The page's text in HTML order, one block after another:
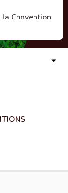
Convention